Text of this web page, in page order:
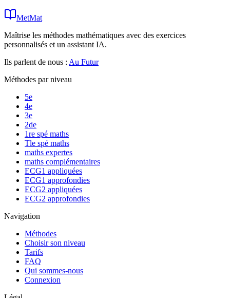
MetMat
Maîtrise les méthodes mathématiques avec des exercices
personnalisés et un assistant IA.
Ils parlent de nous : Au Futur
Méthodes par niveau
5e
4e
3e
2de
1re spé maths
Tle spé maths
maths expertes
maths complémentaires
ECG1 appliquées
ECG1 approfondies
ECG2 appliquées
ECG2 approfondies
Navigation
Méthodes
Choisir son niveau
Tarifs
FAQ
Qui sommes-nous
Connexion